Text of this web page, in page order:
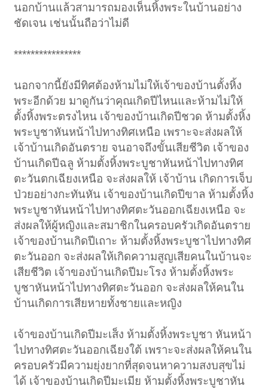
นอกบ้านแล้วสามารถมองเห็นหิ้งพระในบ้านอย่าง
ชัดเจน เช่นนั้นถือว่าไม่ดี
****************
นอกจากนี้ยังมีทิศต้องห้ามไม่ให้เจ้าของบ้านตั้งหิ้ง
พระอีกด้วย มาดูกันว่าคุณเกิดปีไหนและห้ามไม่ให้
ตั้งหิ้งพระตรงไหน เจ้าของบ้านเกิดปีชวด ห้ามตั้งหิ้ง
พระบูชาหันหน้าไปทางทิศเหนือ เพราะจะส่งผลให้
เจ้าบ้านเกิดอันตราย จนอาจถึงขั้นเสียชีวิต เจ้าของ
บ้านเกิดปีฉลู ห้ามตั้งหิ้งพระบูชาหันหน้าไปทางทิศ
ตะวันตกเฉียงเหนือ จะส่งผลให้ เจ้าบ้าน เกิดการเจ็บ
ป่วยอย่างกะทันหัน เจ้าของบ้านเกิดปีขาล ห้ามตั้งหิ้ง
พระบูชาหันหน้าไปทางทิศตะวันออกเฉียงเหนือ จะ
ส่งผลให้ผู้หญิงและสมาชิกในครอบครัวเกิดอันตราย
เจ้าของบ้านเกิดปีเถาะ ห้ามตั้งหิ้งพระบูชาไปทางทิศ
ตะวันออก จะส่งผลให้เกิดความสูญเสียคนในบ้านจะ
เสียชีวิต เจ้าของบ้านเกิดปีมะโรง ห้ามตั้งหิ้งพระ
บูชาหันหน้าไปทางทิศตะวันออก จะส่งผลให้คนใน
บ้านเกิดการเสียหายทั้งชายและหญิง
เจ้าของบ้านเกิดปีมะเส็ง ห้ามตั้งหิ้งพระบูชา หันหน้า
ไปทางทิศตะวันออกเฉียงใต้ เพราะจะส่งผลให้คนใน
ครอบครัวมีความยุ่งยากที่สุดจนหาความสงบสุขไม่
ได้ เจ้าของบ้านเกิดปีมะเมีย ห้ามตั้งหิ้งพระบูชาหัน